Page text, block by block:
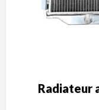
Radiateur